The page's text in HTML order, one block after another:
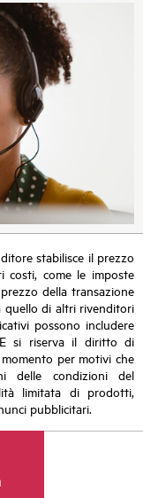
stabilisce il prezzo
costi, come le imposte
della transazione
quello di altri rivenditori
possono includere
si riserva il diritto di
per motivi che
delle condizioni del
limitata di prodotti,
pubblicitari.